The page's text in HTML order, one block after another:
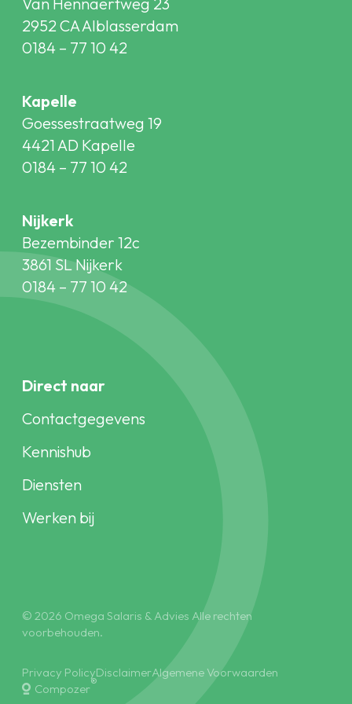
2952 CA Alblasserdam
0184 – 77 10 42
Kapelle
Goessestraatweg 19
4421 AD Kapelle
0184 – 77 10 42
Nijkerk
Bezembinder 12c
3861 SL Nijkerk
0184 – 77 10 42
Direct naar
Contactgegevens
Kennishub
Diensten
Werken bij
© 2026 Omega Salaris & Advies Alle rechten
voorbehouden.
Privacy PolicyDisclaimerAlgemene Voorwaarden
Compozer®